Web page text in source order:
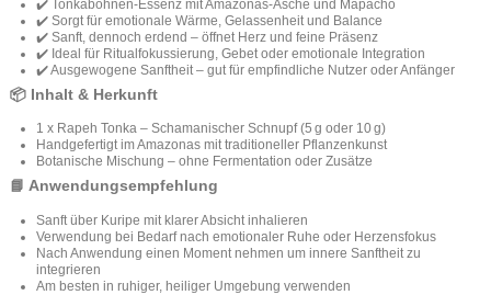
✔️ Tonkabohnen‑Essenz mit Amazonas‑Asche und Mapacho
✔️ Sorgt für emotionale Wärme, Gelassenheit und Balance
✔️ Sanft, dennoch erdend – öffnet Herz und feine Präsenz
✔️ Ideal für Ritualfokussierung, Gebet oder emotionale Integration
✔️ Ausgewogene Sanftheit – gut für empfindliche Nutzer oder Anfänger
📦 Inhalt & Herkunft
1 x Rapeh Tonka – Schamanischer Schnupf (5 g oder 10 g)
Handgefertigt im Amazonas mit traditioneller Pflanzenkunst
Botanische Mischung – ohne Fermentation oder Zusätze
📘 Anwendungsempfehlung
Sanft über Kuripe mit klarer Absicht inhalieren
Verwendung bei Bedarf nach emotionaler Ruhe oder Herzensfokus
Nach Anwendung einen Moment nehmen um innere Sanftheit zu
integrieren
Am besten in ruhiger, heiliger Umgebung verwenden